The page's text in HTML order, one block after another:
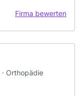
Firma bewerten
Orthopädie